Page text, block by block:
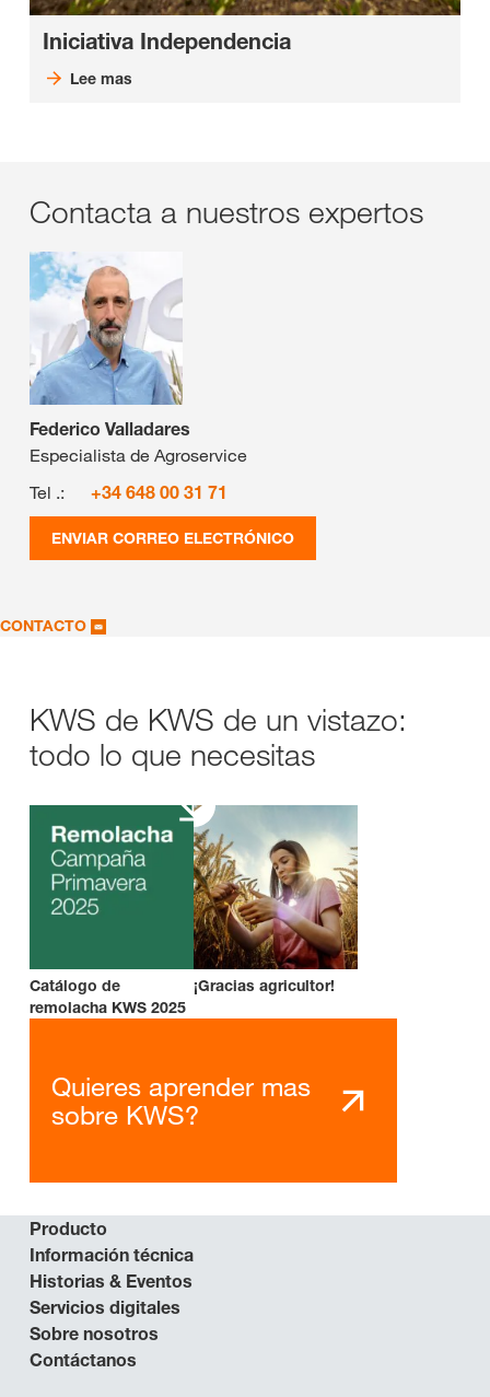
Iniciativa Independencia
Lee mas
Contacta a nuestros expertos
Federico Valladares
Especialista de Agroservice
Tel .:
+34 648 00 31 71
ENVIAR CORREO ELECTRÓNICO
CONTACTO
KWS de KWS de un vistazo:
todo lo que necesitas
Catálogo de
remolacha KWS 2025
¡Gracias agricultor!
Quieres aprender mas
sobre KWS?
Producto
Información técnica
Historias & Eventos
Servicios digitales
Sobre nosotros
Contáctanos